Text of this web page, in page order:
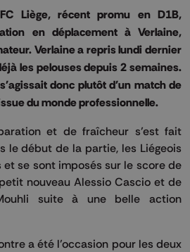
Liège, récent promu en D1B,
en déplacement à Verlaine,
Verlaine a repris lundi dernier
les pelouses depuis 2 semaines.
donc plutôt d'un match de
du monde professionnelle.
et de fraîcheur s’est fait
le début de la partie, les Liégeois
se sont imposés sur le score de
nouveau Alessio Cascio et de
suite à une belle action
a été l’occasion pour les deux